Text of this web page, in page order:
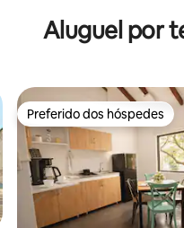
Aluguel por
Preferido dos hóspedes
Preferido dos hóspedes